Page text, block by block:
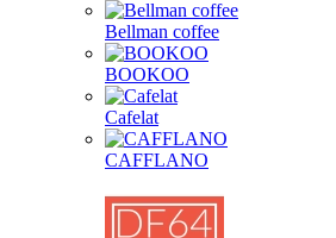
Bellman coffee
BOOKOO
Cafelat
CAFFLANO